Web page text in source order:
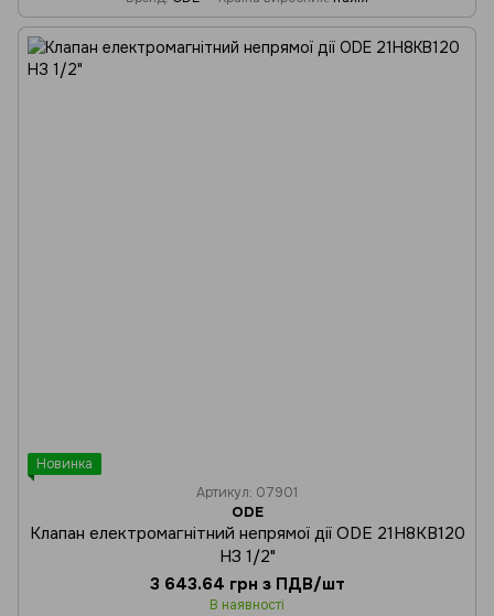
Новинка
Артикул: 07901
ODE
Клапан електромагнітний непрямої дії ODE 21H8KB120
НЗ 1/2"
3 643.64 грн з ПДВ/шт
В наявності